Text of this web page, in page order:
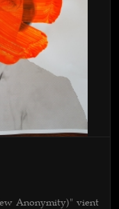
Anonymity)" vient